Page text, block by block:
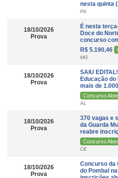
nesta quinta
PA
18/10/2026
Prova
É nesta
Doce do
concurso
R$ 5.190,46
MG
18/10/2026
Prova
SAIU
Educação
mais de
Concurso
AL
18/10/2026
Prova
370 vagas e
da Guarda
reabre
Concurso
CE
18/10/2026
Prova
Concurso da
do Pombal